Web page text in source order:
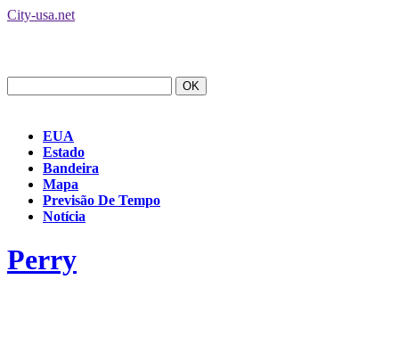
City-usa.net
EUA
Estado
Bandeira
Mapa
Previsão De Tempo
Notícia
Perry